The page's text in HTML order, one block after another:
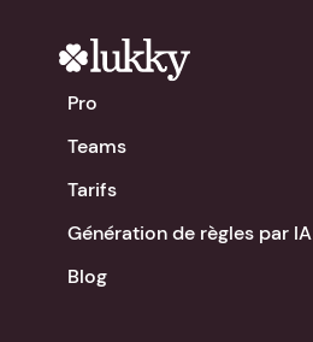
Pro
Teams
Tarifs
Génération de règles par IA
Blog